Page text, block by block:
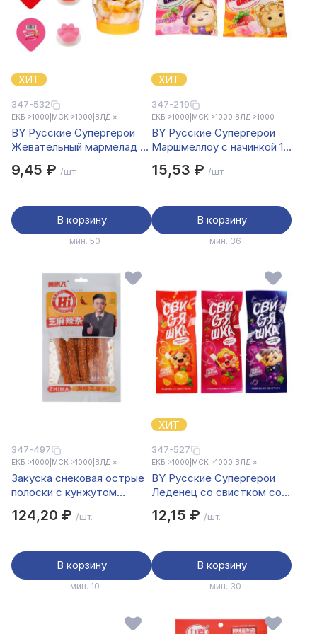
ХИТ
347-532
ЕКБ >1000 МСК >1000 ВЛД ×
BY Русские Супергерои
Жевательный мармелад в
манго 25 гр.
9,45 ₽ /шт.
В корзину
мин. 50
ХИТ
347-219
ЕКБ >1000 МСК >1000 ВЛД >1000
BY Русские Супергерои
Маршмеллоу с начинкой 15
15,53 ₽ /шт.
В корзину
мин. 36
347-497
ЕКБ >1000 МСК >1000 ВЛД ×
Закуска снековая острые
полоски с кунжутом
124,20 ₽ /шт.
В корзину
мин. 10
ХИТ
347-527
ЕКБ >1000 МСК >1000 ВЛД ×
BY Русские Супергерои
Леденец со свистком со
виноград 10 гр.
12,15 ₽ /шт.
В корзину
мин. 30